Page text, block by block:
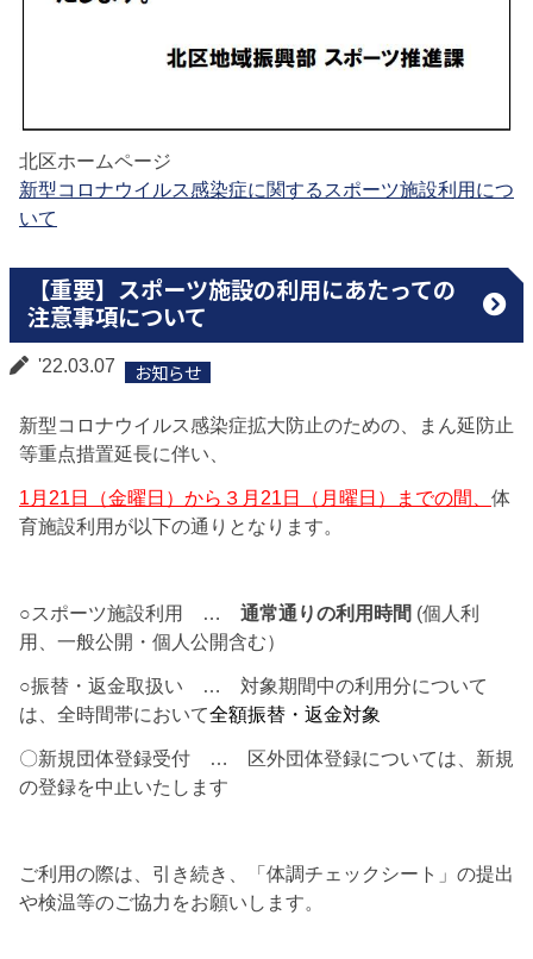
北区ホームページ
新型コロナウイルス感染症に関するスポーツ施設利用につ
いて
【重要】スポーツ施設の利用にあたっての
注意事項について
'22.03.07 お知らせ
新型コロナウイルス感染症拡大防止のための、まん延防止
等重点措置延長に伴い、
1月21日（金曜日）から３月21日（月曜日）までの間、 体
育施設利用が以下の通りとなります。
○スポーツ施設利用 … 通常通りの利用時間 (個人利
用、一般公開・個人公開含む）
○振替・返金取扱い … 対象期間中の利用分について
は、全時間帯において全額振替・返金対象
〇新規団体登録受付 … 区外団体登録については、新規
の登録を中止いたします
ご利用の際は、引き続き、「体調チェックシート」の提出
や検温等のご協力をお願いします。